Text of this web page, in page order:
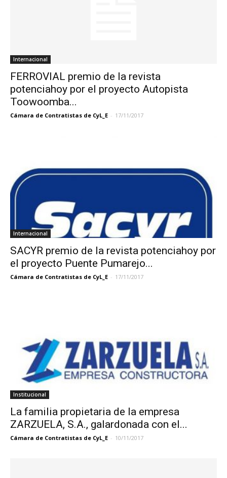
Internacional
FERROVIAL premio de la revista
potenciahoy por el proyecto Autopista
Toowoomba...
Cámara de Contratistas de CyL_E - 17/11/2017
Internacional
SACYR premio de la revista potenciahoy por
el proyecto Puente Pumarejo...
Cámara de Contratistas de CyL_E - 17/11/2017
Institucional
La familia propietaria de la empresa
ZARZUELA, S.A., galardonada con el...
Cámara de Contratistas de CyL_E - 10/11/2017